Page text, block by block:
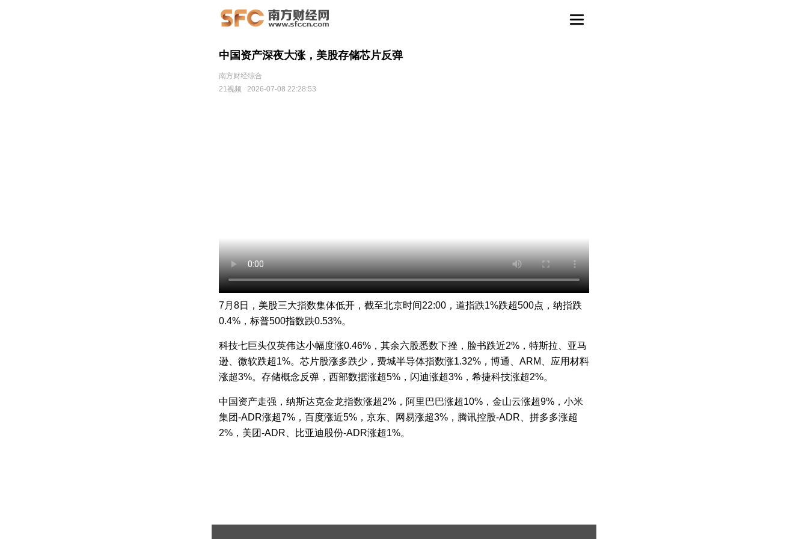
中国资产深夜大涨，美股存储芯片反弹
南方财经综合
21视频
2026-07-08 22:28:53
7月8日，美股三大指数集体低开，截至北京时间22:00，道指跌1%跌超500点，纳指跌
0.4%，标普500指数跌0.53%。
科技七巨头仅英伟达小幅度涨0.46%，其余六股悉数下挫，脸书跌近2%，特斯拉、亚马
逊、微软跌超1%。芯片股涨多跌少，费城半导体指数涨1.32%，博通、ARM、应用材料
涨超3%。存储概念反弹，西部数据涨超5%，闪迪涨超3%，希捷科技涨超2%。
中国资产走强，纳斯达克金龙指数涨超2%，阿里巴巴涨超10%，金山云涨超9%，小米
集团-ADR涨超7%，百度涨近5%，京东、网易涨超3%，腾讯控股-ADR、拼多多涨超
2%，美团-ADR、比亚迪股份-ADR涨超1%。